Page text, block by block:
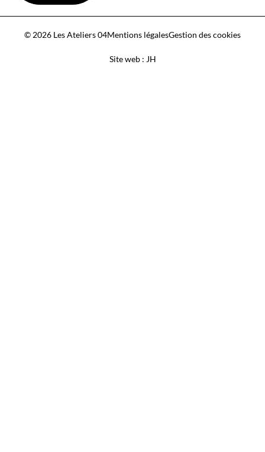
© 2026 Les Ateliers 04Mentions légalesGestion des cookies
Site web : JH